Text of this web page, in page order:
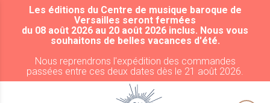
ALLER AU CONTENU PRINCIPAL
Les éditions du Centre de musique baroque de
Versailles seront fermées
du 08 août 2026 au 20 août 2026 inclus. Nous vous
souhaitons de belles vacances d'été.
Nous reprendrons l'expédition des commandes
passées entre ces deux dates dès le 21 août 2026.